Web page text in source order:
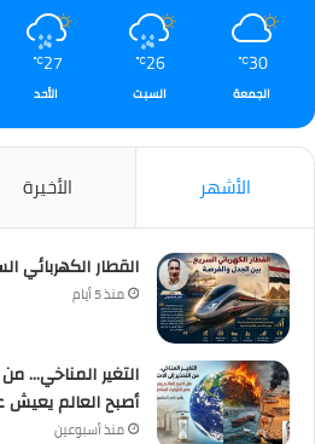
30
℃
الجمعة
26
℃
السبت
27
℃
الأحد
الأشهر الأخيرة
القطار الكهربائي
منذ 5 أيام
التغير المناخي…
أصبح العالم يعيش
منذ أسبوعين